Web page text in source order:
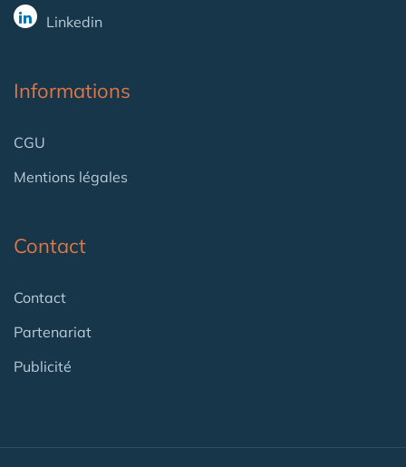
Linkedin
Informations
CGU
Mentions légales
Contact
Contact
Partenariat
Publicité